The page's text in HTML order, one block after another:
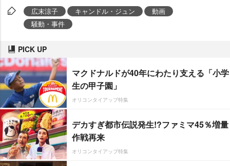
広末涼子 キャンドル・ジュン
動画
騒動・事件
PICK UP
マクドナルドが40年にわたり支える「小学
生の甲子園」
オリコンタイアップ特集
デカすぎ都市伝説発生!?ファミマ45％増量
作戦再来
オリコンタイアップ特集